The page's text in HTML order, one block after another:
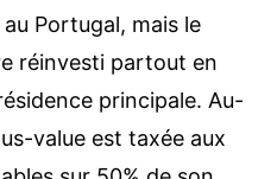
Portugal, mais le
réinvesti partout en
résidence principale. Au-
value est taxée aux